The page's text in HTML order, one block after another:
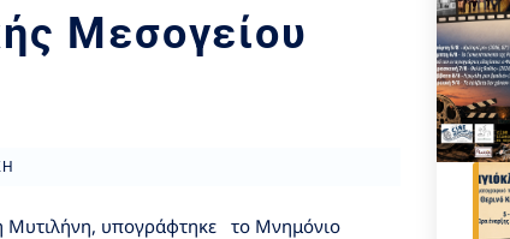
Μεσογείου
Μυτιλήνη, υπογράφτηκε το Μνημόνιο